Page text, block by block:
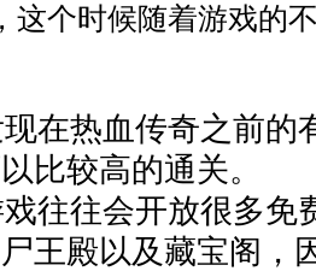
这个时候随着游戏的
在热血传奇之前的
比较高的通关。
往往会开放很多免
王殿以及藏宝阁，